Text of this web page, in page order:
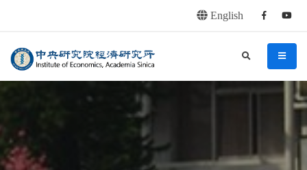
English Facebook
中央研究院經濟研究所 menu
search